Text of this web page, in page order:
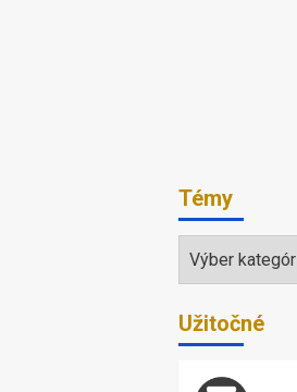
Témy
Témy
Užitočné